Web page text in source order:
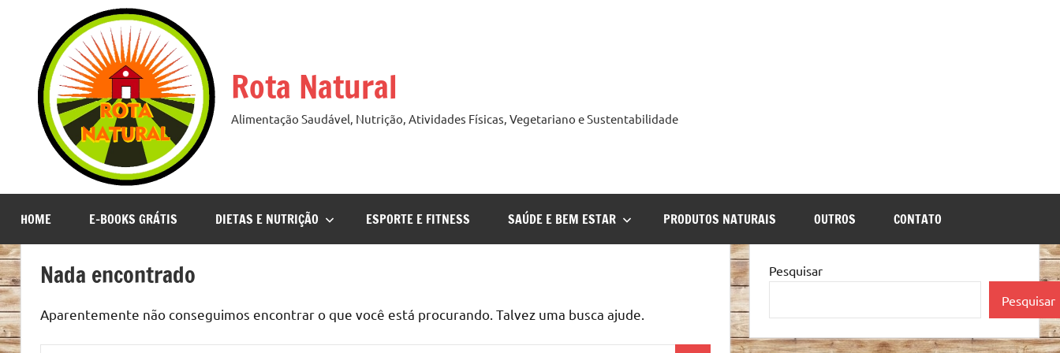
conteúdo
Rota Natural
Alimentação Saudável, Nutrição, Atividades Físicas, Vegetariano e Sustentabilidade
HOME E-BOOKS GRÁTIS DIETAS E NUTRIÇÃO ESPORTE E FITNESS SAÚDE E BEM ESTAR PRODUTOS NATURAIS OUTROS CONTATO
Nada encontrado
Aparentemente não conseguimos encontrar o que você está procurando. Talvez uma busca ajude.
Pesquisar
Pesquisar